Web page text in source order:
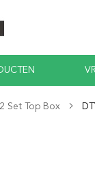
Set Top Box